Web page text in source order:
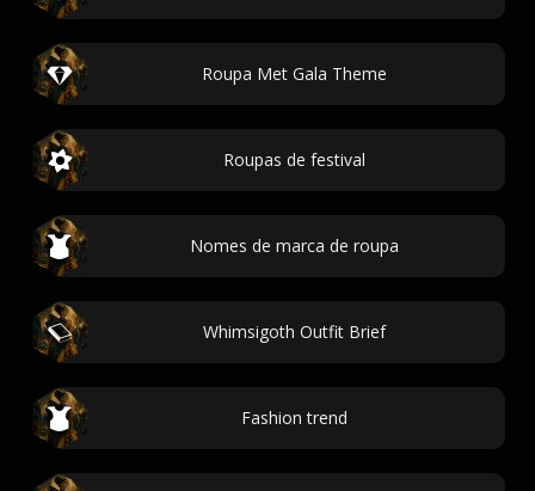
Roupa Met Gala Theme
Roupas de festival
Nomes de marca de roupa
Whimsigoth Outfit Brief
Fashion trend